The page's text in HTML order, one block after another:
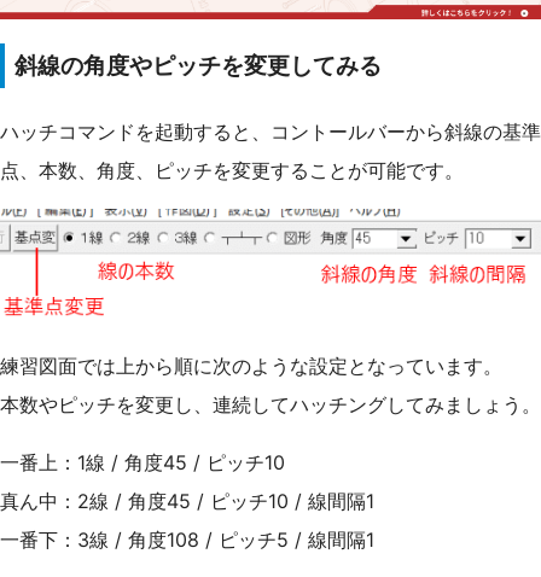
斜線の角度やピッチを変更してみる
ハッチコマンドを起動すると、コントールバーから斜線の基準
点、本数、角度、ピッチを変更することが可能です。
練習図面では上から順に次のような設定となっています。
本数やピッチを変更し、連続してハッチングしてみましょう。
一番上：1線 / 角度45 / ピッチ10
真ん中：2線 / 角度45 / ピッチ10 / 線間隔1
一番下：3線 / 角度108 / ピッチ5 / 線間隔1